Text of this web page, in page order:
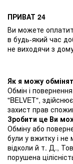
ПРИВАТ 24
Ви можете
в будь-який час
не виходячи з
Як я можу
Обмін і
"BELVET",
захист прав
Зробити це Ви
Обміну або
були у вжитку і не
відколи й т. Д.,
порушена